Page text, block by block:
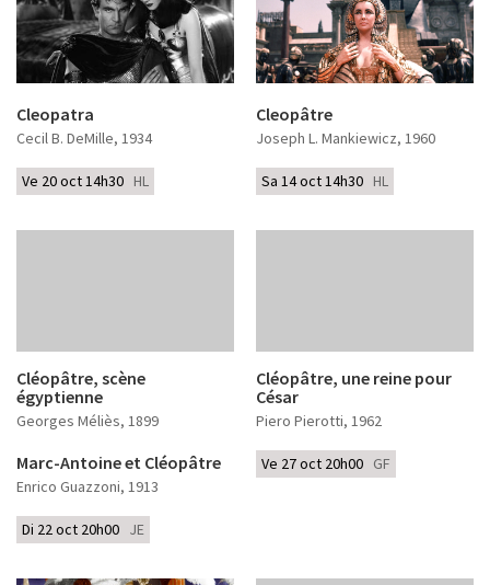
Cleopatra
Cecil B. DeMille, 1934
Ve 20 oct 14h30 HL
Cleopâtre
Joseph L. Mankiewicz, 1960
Sa 14 oct 14h30 HL
Cléopâtre, scène
égyptienne
Georges Méliès, 1899
Marc-Antoine et Cléopâtre
Enrico Guazzoni, 1913
Di 22 oct 20h00 JE
Cléopâtre, une reine pour
César
Piero Pierotti, 1962
Ve 27 oct 20h00 GF